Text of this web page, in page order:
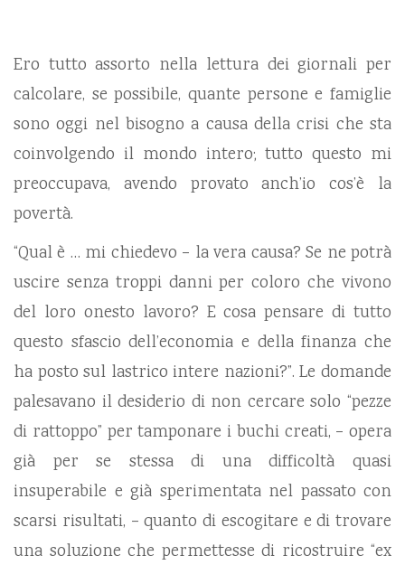
Ero tutto assorto nella lettura dei giornali per
calcolare, se possibile, quante persone e famiglie
sono oggi nel bisogno a causa della crisi che sta
coinvolgendo il mondo intero; tutto questo mi
preoccupava, avendo provato anch’io cos’è la
povertà.
“Qual è … mi chiedevo – la vera causa? Se ne potrà
uscire senza troppi danni per coloro che vivono
del loro onesto lavoro? E cosa pensare di tutto
questo sfascio dell’economia e della finanza che
ha posto sul lastrico intere nazioni?”. Le domande
palesavano il desiderio di non cercare solo “pezze
di rattoppo” per tamponare i buchi creati, – opera
già per se stessa di una difficoltà quasi
insuperabile e già sperimentata nel passato con
scarsi risultati, – quanto di escogitare e di trovare
una soluzione che permettesse di ricostruire “ex